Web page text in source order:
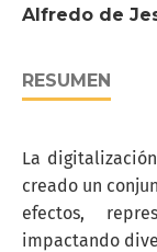
Alfredo de
RESUMEN
La
creado un
efectos,
impactando